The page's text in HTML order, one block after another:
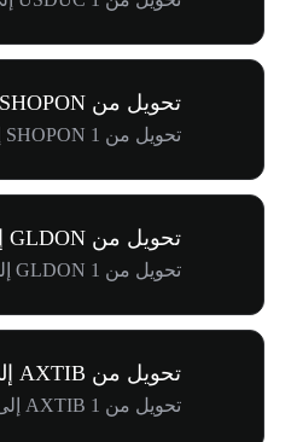
تحويل من SHOPON إلى AUD
تحويل من 1 SHOPON إلى $210.82
تحويل من GLDON إلى AUD
تحويل من 1 GLDON إلى $562.33
تحويل من AXTIB إلى AUD
تحويل من 1 AXTIB إلى $127.39